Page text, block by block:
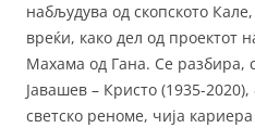
набљудува од скопското
вреќи, како дел од проектот
Махама од Гана. Се разбира,
Јавашев – Кристо (1935-
светско реноме, чија